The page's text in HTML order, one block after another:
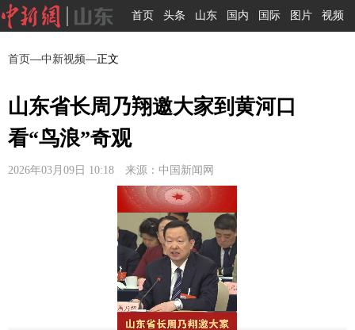
首页 头条 山东 国内 国际 图片 视频
首页—中新视频—正文
山东省长周乃翔邀大家到黄河口
看“鸟浪”奇观
2026年03月09日 10:18 来源：中国新闻网